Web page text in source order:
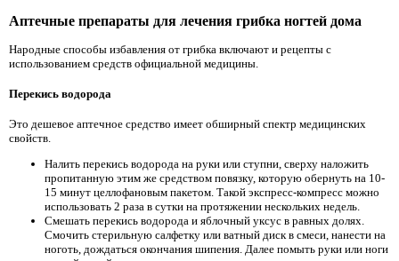
Аптечные препараты для лечения грибка ногтей дома
Народные способы избавления от грибка включают и рецепты с
использованием средств официальной медицины.
Перекись водорода
Это дешевое аптечное средство имеет обширный спектр медицинских
свойств.
Налить перекись водорода на руки или ступни, сверху наложить
пропитанную этим же средством повязку, которую обернуть на 10-
15 минут целлофановым пакетом. Такой экспресс-компресс можно
использовать 2 раза в сутки на протяжении нескольких недель.
Смешать перекись водорода и яблочный уксус в равных долях.
Смочить стерильную салфетку или ватный диск в смеси, нанести на
ноготь, дождаться окончания шипения. Далее помыть руки или ноги